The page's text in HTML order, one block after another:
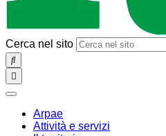
Cerca nel sito
SEARCH
Toggle
navigation
chiudi
Arpae
Attività e servizi